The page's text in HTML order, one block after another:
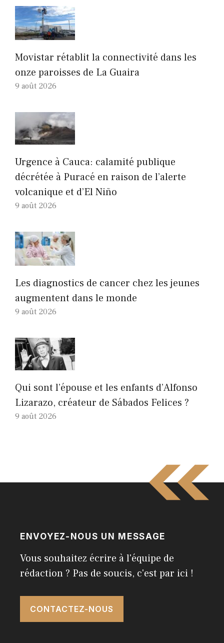
Movistar rétablit la connectivité dans les
onze paroisses de La Guaira
9 août 2026
Urgence à Cauca: calamité publique
décrétée à Puracé en raison de l’alerte
volcanique et d’El Niño
9 août 2026
Les diagnostics de cancer chez les jeunes
augmentent dans le monde
9 août 2026
Qui sont l’épouse et les enfants d’Alfonso
Lizarazo, créateur de Sábados Felices ?
9 août 2026
ENVOYEZ-NOUS UN MESSAGE
Vous souhaitez écrire à l'équipe de
rédaction ? Pas de soucis, c'est par ici !
CONTACTEZ-NOUS